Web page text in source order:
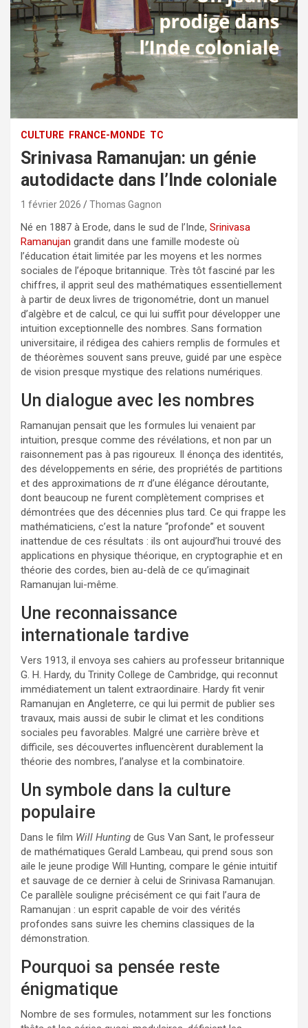
CULTURE FRANCE-MONDE TC
Srinivasa Ramanujan: un génie
autodidacte dans l’Inde coloniale
1 février 2026 Thomas Gagnon
Né en 1887 à Erode, dans le sud de l’Inde, Srinivasa
Ramanujan grandit dans une famille modeste où
l’éducation était limitée par les moyens et les normes
sociales de l’époque britannique. Très tôt fasciné par les
chiffres, il apprit seul des mathématiques essentiellement
à partir de deux livres de trigonométrie, dont un manuel
d’algèbre et de calcul, ce qui lui suffit pour développer une
intuition exceptionnelle des nombres. Sans formation
universitaire, il rédigea des cahiers remplis de formules et
de théorèmes souvent sans preuve, guidé par une espèce
de vision presque mystique des relations numériques.
Un dialogue avec les nombres
Ramanujan pensait que les formules lui venaient par
intuition, presque comme des révélations, et non par un
raisonnement pas à pas rigoureux. Il énonça des identités,
des développements en série, des propriétés de partitions
et des approximations de π d’une élégance déroutante,
dont beaucoup ne furent complètement comprises et
démontrées que des décennies plus tard. Ce qui frappe les
mathématiciens, c’est la nature “profonde” et souvent
inattendue de ces résultats : ils ont aujourd’hui trouvé des
applications en physique théorique, en cryptographie et en
théorie des cordes, bien au-delà de ce qu’imaginait
Ramanujan lui-même.
Une reconnaissance
internationale tardive
Vers 1913, il envoya ses cahiers au professeur britannique
G. H. Hardy, du Trinity College de Cambridge, qui reconnut
immédiatement un talent extraordinaire. Hardy fit venir
Ramanujan en Angleterre, ce qui lui permit de publier ses
travaux, mais aussi de subir le climat et les conditions
sociales peu favorables. Malgré une carrière brève et
difficile, ses découvertes influencèrent durablement la
théorie des nombres, l’analyse et la combinatoire.
Un symbole dans la culture
populaire
Dans le film Will Hunting de Gus Van Sant, le professeur
de mathématiques Gerald Lambeau, qui prend sous son
aile le jeune prodige Will Hunting, compare le génie intuitif
et sauvage de ce dernier à celui de Srinivasa Ramanujan.
Ce parallèle souligne précisément ce qui fait l’aura de
Ramanujan : un esprit capable de voir des vérités
profondes sans suivre les chemins classiques de la
démonstration.
Pourquoi sa pensée reste
énigmatique
Nombre de ses formules, notamment sur les fonctions